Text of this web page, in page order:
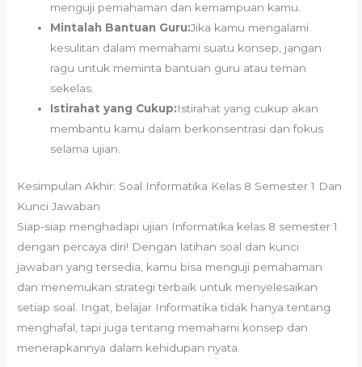
menguji pemahaman dan kemampuan kamu.
Mintalah Bantuan Guru:Jika kamu mengalami
kesulitan dalam memahami suatu konsep, jangan
ragu untuk meminta bantuan guru atau teman
sekelas.
Istirahat yang Cukup:Istirahat yang cukup akan
membantu kamu dalam berkonsentrasi dan fokus
selama ujian.
Kesimpulan Akhir: Soal Informatika Kelas 8 Semester 1 Dan
Kunci Jawaban
Siap-siap menghadapi ujian Informatika kelas 8 semester 1
dengan percaya diri! Dengan latihan soal dan kunci
jawaban yang tersedia, kamu bisa menguji pemahaman
dan menemukan strategi terbaik untuk menyelesaikan
setiap soal. Ingat, belajar Informatika tidak hanya tentang
menghafal, tapi juga tentang memahami konsep dan
menerapkannya dalam kehidupan nyata.